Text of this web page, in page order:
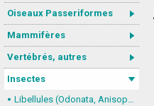
Oiseaux Passeriformes
Mammifères
Vertébrés, autres
Insectes
Libellules (Odonata, Anisoptera)